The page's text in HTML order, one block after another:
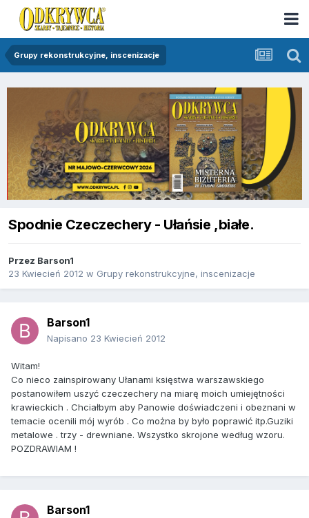
Grupy rekonstrukcyjne, inscenizacje
Spodnie Czeczechery - Ułańsie ,białe.
Przez Barson1
23 Kwiecień 2012 w Grupy rekonstrukcyjne, inscenizacje
Barson1
Napisano 23 Kwiecień 2012
Witam!
Co nieco zainspirowany Ułanami księstwa warszawskiego
postanowiłem uszyć czeczechery na miarę moich umiejętności
krawieckich . Chciałbym aby Panowie doświadczeni i obeznani w
temacie ocenili mój wyrób . Co można by było poprawić itp.Guziki
metalowe . trzy - drewniane. Wszystko skrojone według wzoru.
POZDRAWIAM !
Barson1